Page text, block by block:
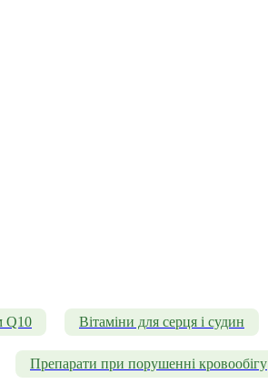
Q10 Вітаміни для серця і судин
Препарати при порушенні кровообігу